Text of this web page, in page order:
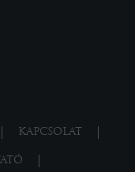
KAPCSOLAT